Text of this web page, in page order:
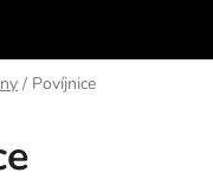
/ Povíjnice